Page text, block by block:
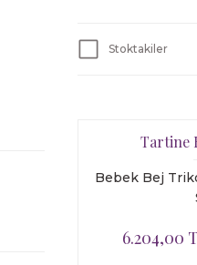
Stoktakiler
Tartine
Bebek Bej
6.204,00